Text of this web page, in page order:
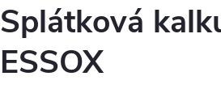
Splátková
ESSOX